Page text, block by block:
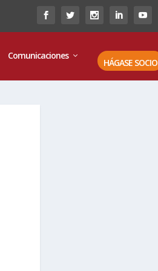
Comunicaciones
HÁGASE SOCIO